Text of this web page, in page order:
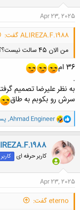
:
Apr 23, 2025
ALIREZA.F.1988 گفت:
من الان 45 سالت نیست؟؟؟؟
36 ام
.
به نظر علیرضا تصمیم
سرش رو بکوبم به طاق
و
ا
ک
ش
ه
ا
:
Ahmad Engineer
,
کاربر حرفه ای
Apr 23, 2025
eterno گفت: